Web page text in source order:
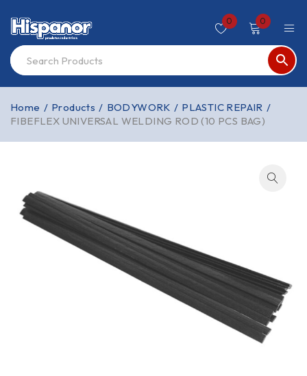
0 0
Home / Products / BODYWORK / PLASTIC REPAIR /
FIBEFLEX UNIVERSAL WELDING ROD (10 PCS BAG)